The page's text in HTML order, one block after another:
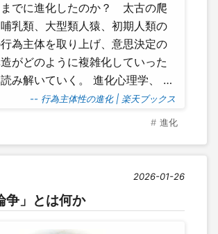
でに進化したのか？ 太古の爬
乳類、大型類人猿、初期人類の
為主体を取り上げ、意思決定の
がどのように複雑化していった
み解いていく。 進化心理学、 …
-- 行為主体性の進化 | 楽天ブックス
進化
2026-01-26
争」とは何か